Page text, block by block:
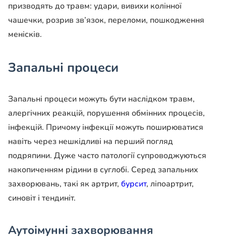
призводять до травм: удари, вивихи колінної
чашечки, розрив зв’язок, переломи, пошкодження
менісків.
Запальні процеси
Запальні процеси можуть бути наслідком травм,
алергічних реакцій, порушення обмінних процесів,
інфекцій. Причому інфекції можуть поширюватися
навіть через нешкідливі на перший погляд
подряпини. Дуже часто патології супроводжуються
накопиченням рідини в суглобі. Серед запальних
захворювань, такі як артрит, бурсит, ліпоартрит,
синовіт і тендиніт.
Аутоімунні захворювання